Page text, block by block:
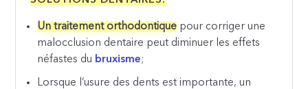
Un traitement orthodontique pour corriger une
malocclusion dentaire peut diminuer les effets
néfastes du bruxisme;
Lorsque l’usure des dents est importante, un